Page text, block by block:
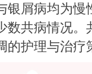
银屑病均为
数共病情况
的护理与治疗